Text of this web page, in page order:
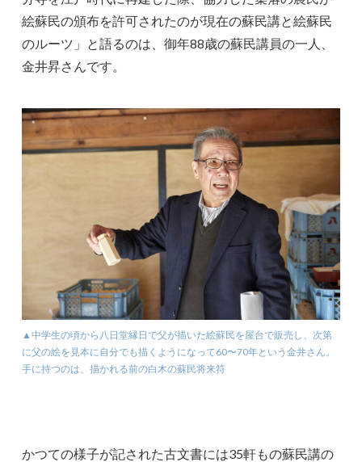
絵蘇民の頒布を許可されたのが現在の蘇民講と絵蘇民
のルーツ」と語るのは、御年88歳の蘇民講員の一人、
金井昇さんです。
▲中学生の頃から八日堂縁日で父が描いた絵蘇民を屋台で販売し、次第
に父の絵を見本に自分でも描くようになって60〜70年という金井さん。
手に持つのは、描かれる前の白木の蘇民将来符
かつての様子が記された古文書には35軒もの蘇民講の